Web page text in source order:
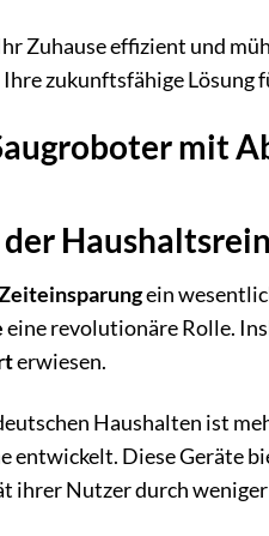
Zuhause effizient und
zukunftsfähige Lösung
mit
ein
eine revolutionäre Rolle.
erwiesen.
Haushalten ist
entwickelt. Diese Geräte
ihrer Nutzer durch